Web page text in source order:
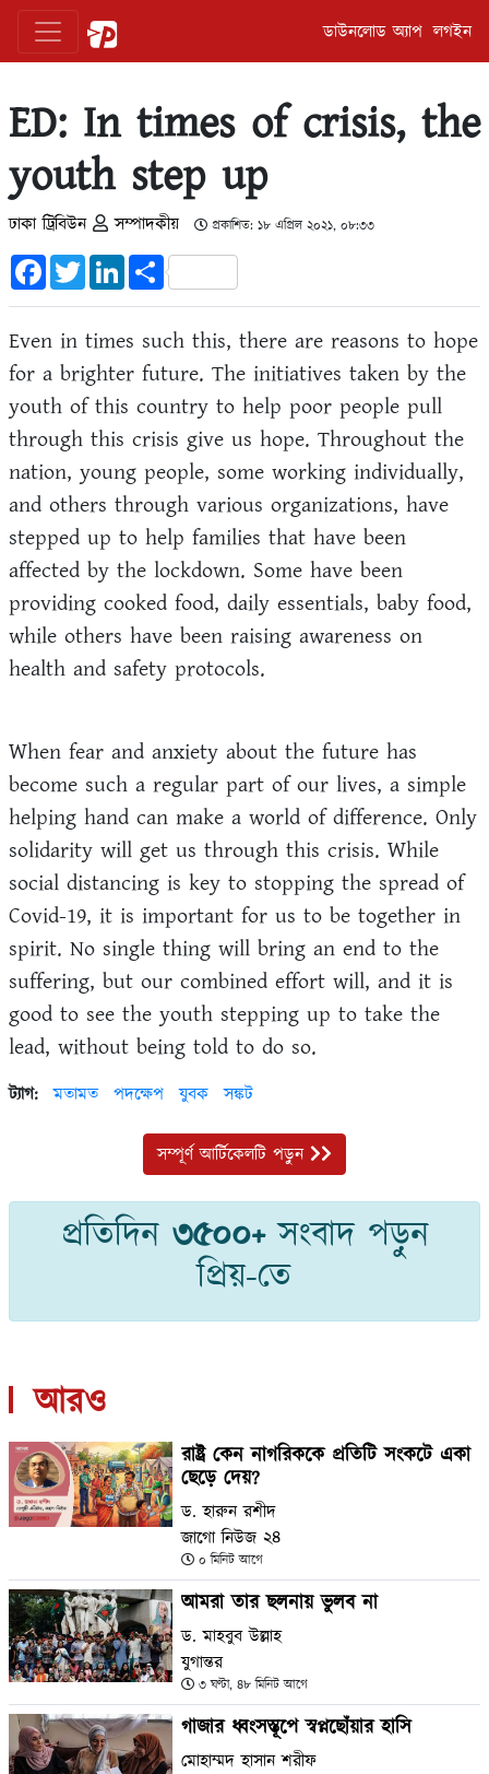
ডাউনলোড অ্যাপ লগইন
ED: In times of crisis, the
youth step up
ঢাকা ট্রিবিউন সম্পাদকীয় প্রকাশিত: ১৮ এপ্রিল ২০২১, ০৮:৩৩
FacebookTwitterLinkedInShare
Even in times such this, there are reasons to hope
for a brighter future. The initiatives taken by the
youth of this country to help poor people pull
through this crisis give us hope. Throughout the
nation, young people, some working individually,
and others through various organizations, have
stepped up to help families that have been
affected by the lockdown. Some have been
providing cooked food, daily essentials, baby food,
while others have been raising awareness on
health and safety protocols.
When fear and anxiety about the future has
become such a regular part of our lives, a simple
helping hand can make a world of difference. Only
solidarity will get us through this crisis. While
social distancing is key to stopping the spread of
Covid-19, it is important for us to be together in
spirit. No single thing will bring an end to the
suffering, but our combined effort will, and it is
good to see the youth stepping up to take the
lead, without being told to do so.
ট্যাগ: মতামত পদক্ষেপ যুবক সঙ্কট
সম্পূর্ণ আর্টিকেলটি পড়ুন
প্রতিদিন ৩৫০০+সংবাদ পড়ুন
প্রিয়-তে
আরও
রাষ্ট্র কেন নাগরিককে প্রতিটি সংকটে একা
ছেড়ে দেয়?
ড. হারুন রশীদ
জাগো নিউজ ২৪
০ মিনিট আগে
আমরা তার ছলনায় ভুলব না
ড. মাহবুব উল্লাহ
যুগান্তর
৩ ঘণ্টা, ৪৮ মিনিট আগে
গাজার ধ্বংসস্তূপে স্বপ্নছোঁয়ার হাসি
মোহাম্মদ হাসান শরীফ